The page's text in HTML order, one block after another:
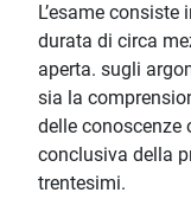
L’esame
durata di circa
aperta. sugli
sia la
delle conoscenze
conclusiva della
trentesimi.